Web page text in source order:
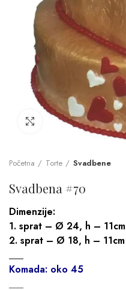
Click to enlarge
Početna Torte Svadbene
Svadbena #70
Dimenzije:
1. sprat – Ø 24, h – 11cm
2. sprat – Ø 18, h – 11cm
___
Komada: oko 45